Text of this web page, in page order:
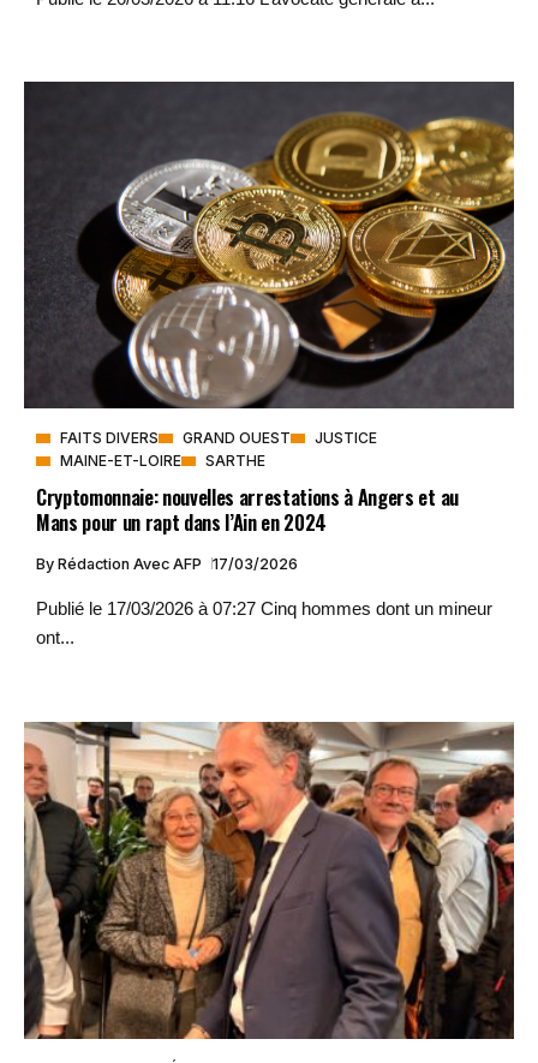
FAITS DIVERS GRAND OUEST
JUSTICE
MAINE-ET-LOIRE
SARTHE
Cryptomonnaie: nouvelles arrestations à Angers et au
Mans pour un rapt dans l’Ain en 2024
By Rédaction Avec AFP 17/03/2026
Publié le 17/03/2026 à 07:27 Cinq hommes dont un mineur
ont...